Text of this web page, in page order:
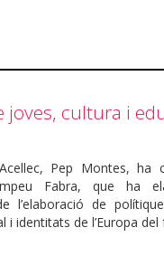
cultura i
Pep Montes,
Fabra, que ha
l’elaboració de
i identitats de l’Europa del